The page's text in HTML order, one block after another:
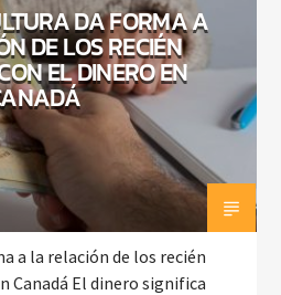
DA FORMA A
DE LOS RECIÉN
EL DINERO EN
a la relación de los recién
Canadá El dinero significa